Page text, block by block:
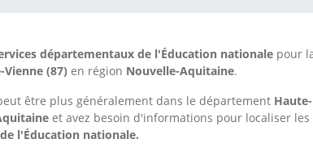
départementaux de l'Éducation nationalepour
(87) en région Nouvelle-Aquitaine.
être plus généralement dans le département Haute-
et avez besoin d'informations pour localiser
l'Éducation nationale.